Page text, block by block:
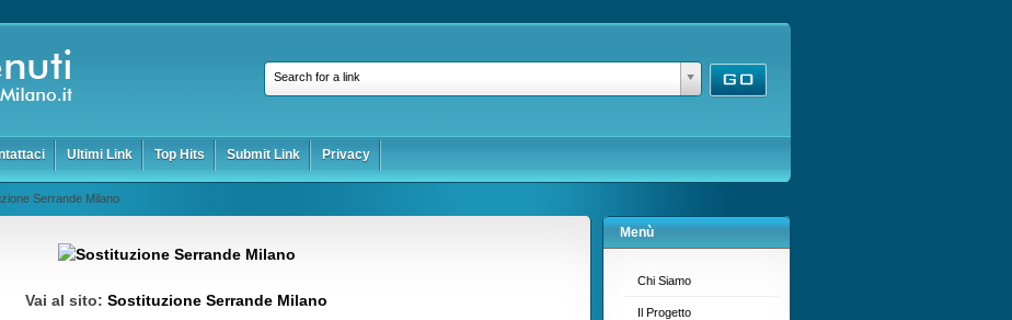
Search for a link
Ultimi Link Top Hits Submit Link Privacy
Serrande Milano
Menù
Chi Siamo
Il Progetto
Vai al sito: Sostituzione Serrande Milano